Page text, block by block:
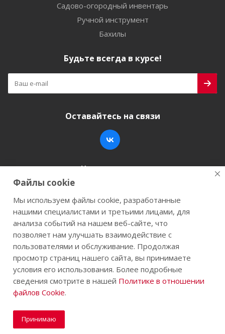
Садово-огородный инвентарь
Ручной инструмент
Бахилы
Будьте всегда в курсе!
Оставайтесь на связи
Наши контакты
+7 (846) 200-05-15
г. Самара, ул. Заводское шоссе, 17
2026 © Строй-К.рф. Сайт не является публичной
офертой.
Файлы cookie
Мы используем файлы cookie, разработанные
нашими специалистами и третьими лицами, для
анализа событий на нашем веб-сайте, что
позволяет нам улучшать взаимодействие с
пользователями и обслуживание. Продолжая
просмотр страниц нашего сайта, вы принимаете
условия его использования. Более подробные
сведения смотрите в нашей Политике в отношении
файлов Cookie.
Принимаю